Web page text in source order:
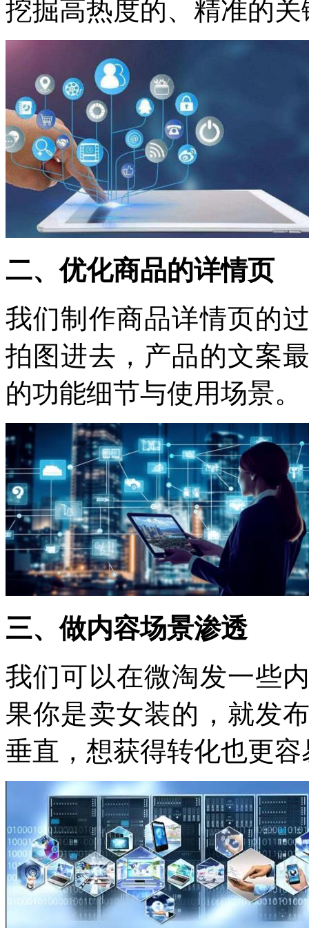
挖掘高热度的、精准的
二、优化商品的详情页
我们制作商品详情页的
拍图进去，产品的文案
的功能细节与使用场景。
三、做内容场景渗透
我们可以在微淘发一些
果你是卖女装的，就发
垂直，想获得转化也更容